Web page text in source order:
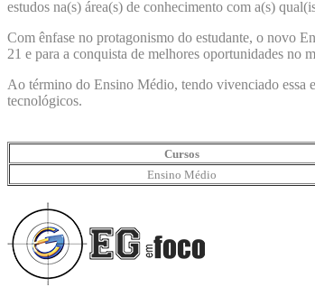
estudos na(s) área(s) de conhecimento com a(s)
Com ênfase no protagonismo do estudante, o novo
21 e para a conquista de melhores oportunidades no
Ao término do Ensino Médio, tendo vivenciado essa
tecnológicos.
Cursos
Ensino Médio